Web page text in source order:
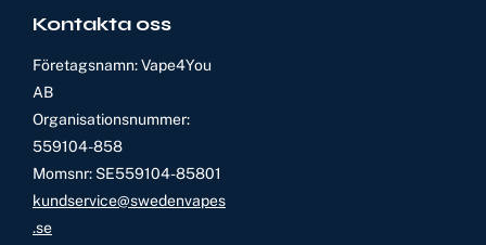
Kontakta oss
Företagsnamn: Vape4You
AB
Organisationsnummer:
559104-858
Momsnr: SE559104-85801
kundservice@swedenvapes
.se